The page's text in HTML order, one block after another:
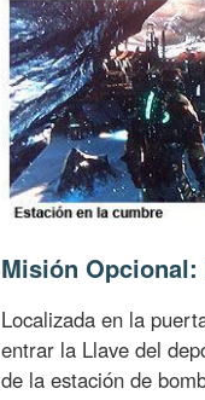
Misión
Localizada en la
entrar la Llave del
de la estación de